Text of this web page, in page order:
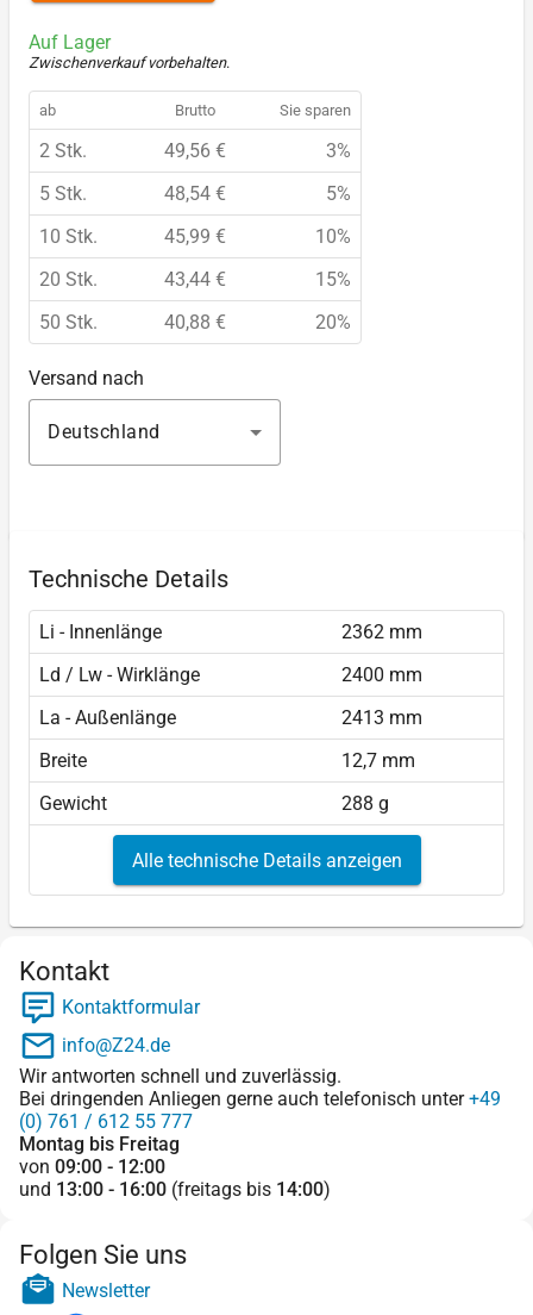
Auf Lager
Zwischenverkauf vorbehalten.
ab Brutto Sie sparen
2 Stk. 49,56 €
3%
5 Stk.
48,54 €
5%
10 Stk.
45,99 €
10%
20 Stk.
43,44 €
15%
50 Stk.
40,88 € 20%
Versand nach
Deutschland
Technische Details
Li - Innenlänge
2362 mm
Ld / Lw - Wirklänge
2400 mm
La - Außenlänge
2413 mm
Breite
12,7 mm
Gewicht
288 g
Alle technische Details anzeigen
Kontakt
Kontaktformular
info@Z24.de
Wir antworten schnell und zuverlässig.
Bei dringenden Anliegen gerne auch telefonisch unter+49
(0) 761 / 612 55 777
Montag bis Freitag
von 09:00 - 12:00
und 13:00 - 16:00 (freitags bis 14:00)
Folgen Sie uns
Newsletter